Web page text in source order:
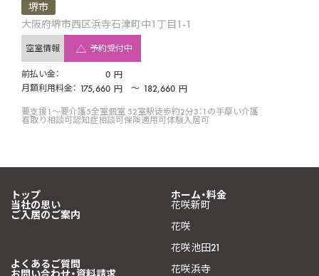
堺市
大阪府堺市西区浜寺石津町中1丁目1-1
空室情報 予約受付中
前払い金： 0 円
月額利用料金： 175,660 円 〜 182,660 円
要支援1〜要介護5全室個室 52室駅徒歩約2分3：1の手厚い介護
看取り相談可認知症相談可保険適用可体験入居可
トップ
当社の思い
ご入居のご案内
ホーム・料金
花咲新町
花咲
花咲池田21
花咲浜寺
よくあるご質問